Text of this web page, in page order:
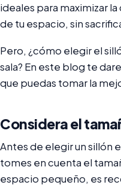
ideales para maximizar
de tu espacio, sin
Pero, ¿cómo elegir el
sala? En este blog te
que puedas tomar la
Considera el
Antes de elegir un sillón
tomes en cuenta el
espacio pequeño, es